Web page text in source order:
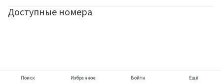
Доступные номера
Поиск Избранное Войти Ещё